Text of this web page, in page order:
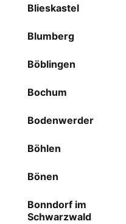
Blieskastel
Blumberg
Böblingen
Bochum
Bodenwerder
Böhlen
Bönen
Bonndorf im
Schwarzwald